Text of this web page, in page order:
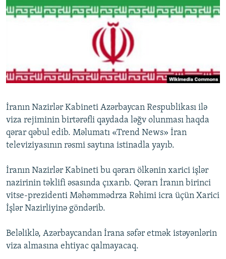
VIDEO
RADIO ARXIV
AZƏRBAYCAN ƏDƏBIYYATI KITABXANASI
İZ - MƏDƏNIYYƏT PROQRAMI
PEŞƏ ETIKASI VƏ JURNALISTIKA STANDARTLARIMIZ
MATERIALLARIMIZDAN ISTIFADƏ
BIZIMLƏ ƏLAQƏ
XƏBƏR BÜLLETENLƏRIMIZ
İranın Nazirlər Kabineti Azərbaycan Respublikası ilə
viza rejiminin birtərəfli qaydada ləğv olunması haqda
qərar qəbul edib. Məlumatı «Trend News» İran
televiziyasının rəsmi saytına istinadla yayıb.
İranın Nazirlər Kabineti bu qərarı ölkənin xarici işlər
nazirinin təklifi əsasında çıxarıb. Qərarı İranın birinci
vitse-prezidenti Məhəmmədrza Rəhimi icra üçün Xarici
İşlər Nazirliyinə göndərib.
Beləliklə, Azərbaycandan İrana səfər etmək istəyənlərin
viza almasına ehtiyac qalmayacaq.